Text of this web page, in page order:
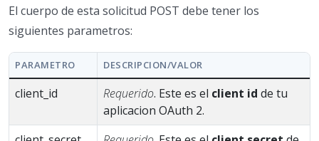
El cuerpo de esta solicitud POST debe tener los
siguientes parametros:
PARAMETRO DESCRIPCION/VALOR
client_id Requerido. Este es el client id de tu
aplicacion OAuth 2.